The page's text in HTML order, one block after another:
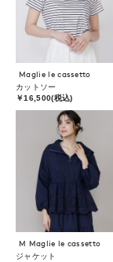
Maglie le cassetto
カットソー
￥16,500(税込)
M Maglie le cassetto
ジャケット